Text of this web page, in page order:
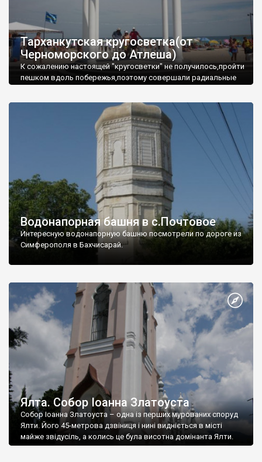
Тарханкутская кругосветка(от
Черноморского до Атлеша)
К сожалению настоящей "кругосветки" не получилось,пройти
пешком вдоль побережья,поэтому совершали радиальные
Водонапорная башня в с.Почтовое
Интересную водонапорную башню посмотрели по дороге из
Симферополя в Бахчисарай.
Ялта. Собор Іоанна Златоуста
Собор Іоанна Златоуста – одна із перших мурованих споруд
Ялти. Його 45-метрова дзвіниця і нині видніється в місті
майже звідусіль, а колись це була висотна домінанта Ялти.